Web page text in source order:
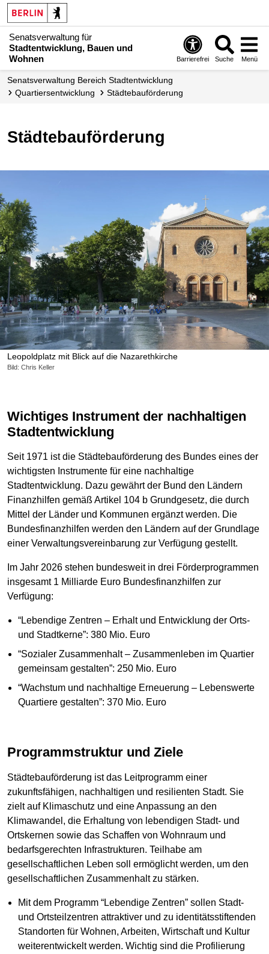
Senatsverwaltung für
Stadtentwicklung, Bauen und
Wohnen
Barrierefrei Suche Menü
Senats­verwaltung Bereich Stadtentwicklung
Quartiers­entwicklung
Städtebauförderung
Städtebauförderung
Leopoldplatz mit Blick auf die Nazarethkirche
Bild: Chris Keller
Wichtiges Instrument der nachhaltigen
Stadtentwicklung
Seit 1971 ist die Städtebauförderung des Bundes eines der
wichtigsten Instrumente für eine nachhaltige
Stadtentwicklung. Dazu gewährt der Bund den Ländern
Finanzhilfen gemäß Artikel 104 b Grundgesetz, die durch
Mittel der Länder und Kommunen ergänzt werden. Die
Bundesfinanzhilfen werden den Ländern auf der Grundlage
einer Verwaltungsvereinbarung zur Verfügung gestellt.
Im Jahr 2026 stehen bundesweit in drei Förderprogrammen
insgesamt 1 Milliarde Euro Bundesfinanzhilfen zur
Verfügung:
“Lebendige Zentren – Erhalt und Entwicklung der Orts-
und Stadtkerne”: 380 Mio. Euro
“Sozialer Zusammenhalt – Zusammenleben im Quartier
gemeinsam gestalten”: 250 Mio. Euro
“Wachstum und nachhaltige Erneuerung – Lebenswerte
Quartiere gestalten”: 370 Mio. Euro
Programmstruktur und Ziele
Städtebauförderung ist das Leitprogramm einer
zukunftsfähigen, nachhaltigen und resilienten Stadt. Sie
zielt auf Klimaschutz und eine Anpassung an den
Klimawandel, die Erhaltung von lebendigen Stadt- und
Ortskernen sowie das Schaffen von Wohnraum und
bedarfsgerechten Infrastrukturen. Teilhabe am
gesellschaftlichen Leben soll ermöglicht werden, um den
gesellschaftlichen Zusammenhalt zu stärken.
Mit dem Programm “Lebendige Zentren” sollen Stadt-
und Ortsteilzentren attraktiver und zu identitätsstiftenden
Standorten für Wohnen, Arbeiten, Wirtschaft und Kultur
weiterentwickelt werden. Wichtig sind die Profilierung